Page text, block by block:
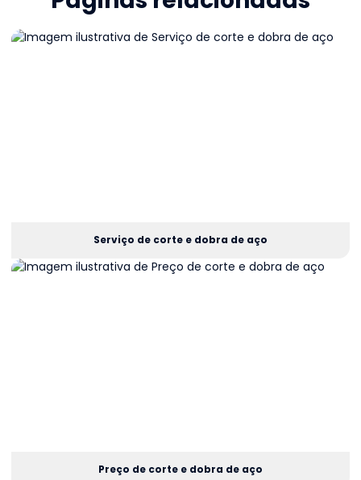
Serviço de corte e dobra de aço
Preço de corte e dobra de aço